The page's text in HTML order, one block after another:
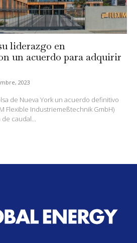
liderazgo en
un acuerdo para adquirir
2023
de Nueva York un acuerdo definitivo
Flexible Industriemeßtechnik GmbH)
caudal...